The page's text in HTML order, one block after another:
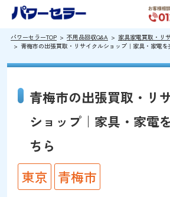
パワーセラーTOP 不用品回収Q&A
家具家電買取・リ
青梅市の出張買取・リサイクルショップ｜家具・家電を
青梅市の出張買取・リ
ショップ｜家具・家電
ちら
東京 青梅市